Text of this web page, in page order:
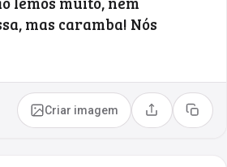
mas caramba! Nós
Criar imagem Compartilhar
Copiar